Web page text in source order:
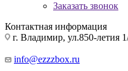
Заказать звонок
Контактная информация
г. Владимир, ул.850-летия
info@ezzzbox.ru